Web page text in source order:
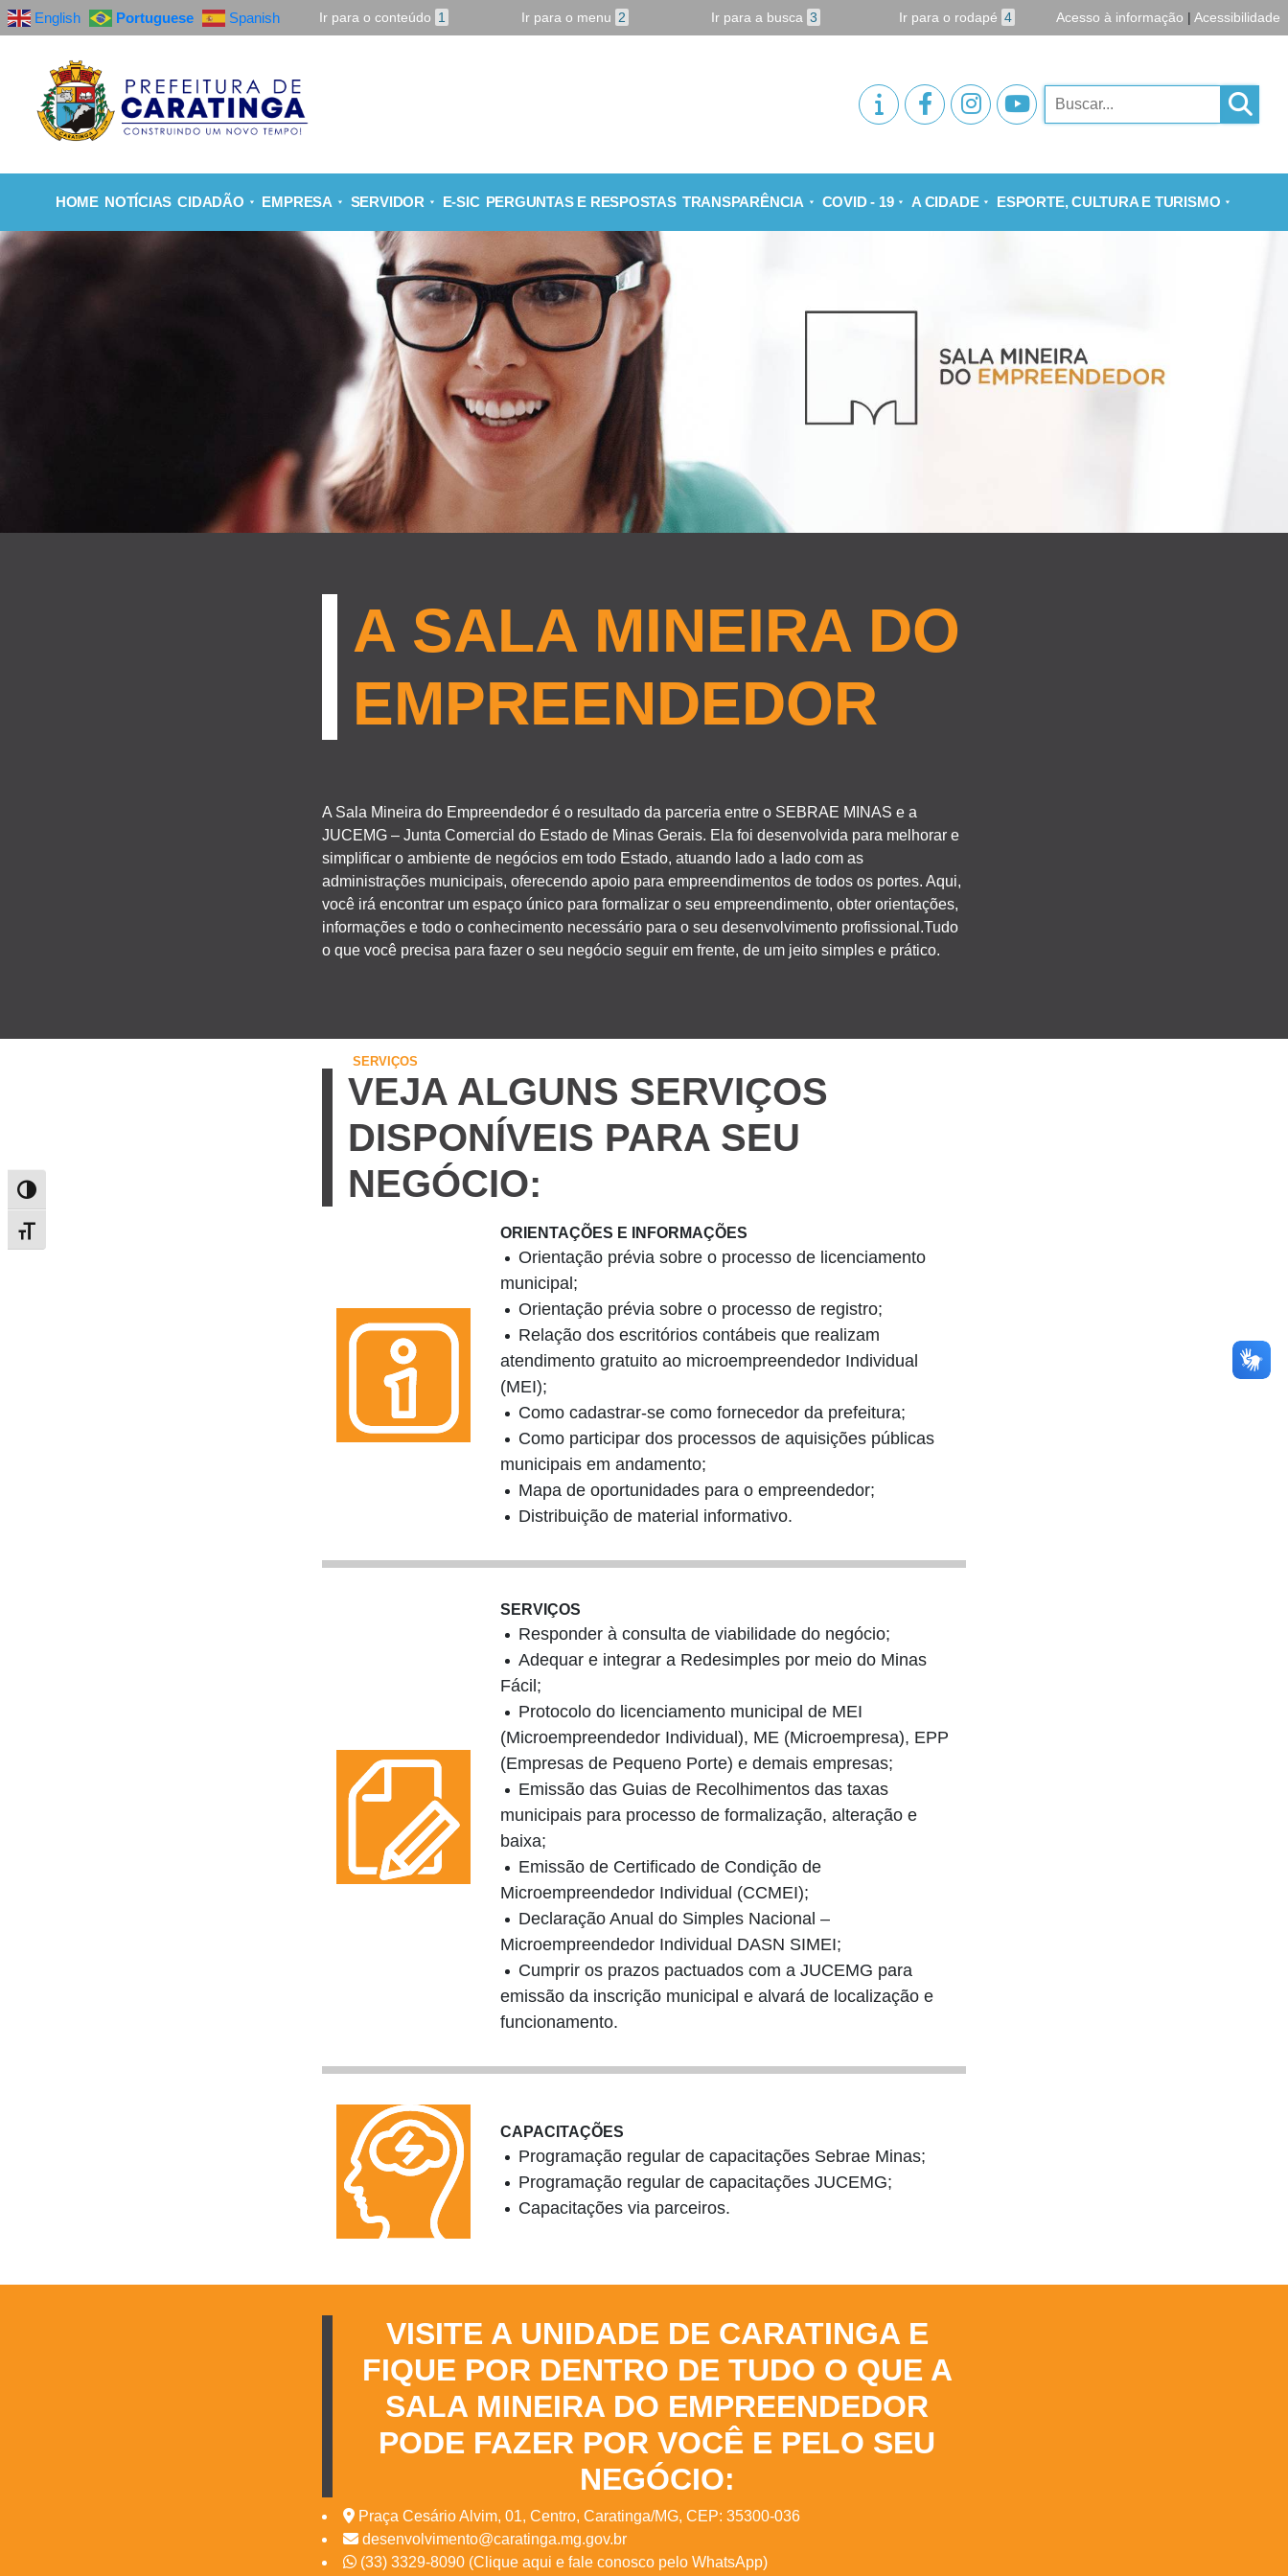
Alternar alto contraste
Alternar tamanho da fonte
English Portuguese Spanish Ir para o conteúdo 1 Ir para o menu 2 Ir para a busca 3 Ir para o rodapé 4 Acesso à informação | Acessibilidade
Pesquisar
HOME NOTÍCIAS CIDADÃO EMPRESA SERVIDOR E-SIC PERGUNTAS E RESPOSTAS TRANSPARÊNCIA COVID - 19 A CIDADE ESPORTE, CULTURA E TURISMO
A SALA MINEIRA DO
EMPREENDEDOR
A Sala Mineira do Empreendedor é o resultado da parceria entre o SEBRAE MINAS e a
JUCEMG – Junta Comercial do Estado de Minas Gerais. Ela foi desenvolvida para melhorar e
simplificar o ambiente de negócios em todo Estado, atuando lado a lado com as
administrações municipais, oferecendo apoio para empreendimentos de todos os portes. Aqui,
você irá encontrar um espaço único para formalizar o seu empreendimento, obter orientações,
informações e todo o conhecimento necessário para o seu desenvolvimento profissional.Tudo
o que você precisa para fazer o seu negócio seguir em frente, de um jeito simples e prático.
SERVIÇOS
VEJA ALGUNS SERVIÇOS
DISPONÍVEIS PARA SEU
NEGÓCIO:
ORIENTAÇÕES E INFORMAÇÕES
Orientação prévia sobre o processo de licenciamento
municipal;
Orientação prévia sobre o processo de registro;
Relação dos escritórios contábeis que realizam
atendimento gratuito ao microempreendedor Individual
(MEI);
Como cadastrar-se como fornecedor da prefeitura;
Como participar dos processos de aquisições públicas
municipais em andamento;
Mapa de oportunidades para o empreendedor;
Distribuição de material informativo.
SERVIÇOS
Responder à consulta de viabilidade do negócio;
Adequar e integrar a Redesimples por meio do Minas
Fácil;
Protocolo do licenciamento municipal de MEI
(Microempreendedor Individual), ME (Microempresa), EPP
(Empresas de Pequeno Porte) e demais empresas;
Emissão das Guias de Recolhimentos das taxas
municipais para processo de formalização, alteração e
baixa;
Emissão de Certificado de Condição de
Microempreendedor Individual (CCMEI);
Declaração Anual do Simples Nacional –
Microempreendedor Individual DASN SIMEI;
Cumprir os prazos pactuados com a JUCEMG para
emissão da inscrição municipal e alvará de localização e
funcionamento.
CAPACITAÇÕES
Programação regular de capacitações Sebrae Minas;
Programação regular de capacitações JUCEMG;
Capacitações via parceiros.
VISITE A UNIDADE DE CARATINGA E
FIQUE POR DENTRO DE TUDO O QUE A
SALA MINEIRA DO EMPREENDEDOR
PODE FAZER POR VOCÊ E PELO SEU
NEGÓCIO:
Praça Cesário Alvim, 01, Centro, Caratinga/MG, CEP: 35300-036
desenvolvimento@caratinga.mg.gov.br
(33) 3329-8090 (Clique aqui e fale conosco pelo WhatsApp)